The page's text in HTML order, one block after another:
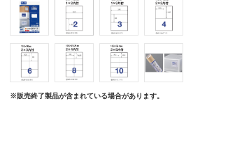
※販売終了製品が含まれている場合があります。